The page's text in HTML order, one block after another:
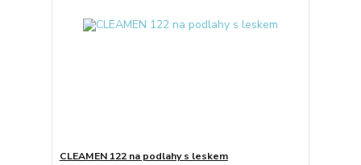
CLEAMEN 122 na podlahy s leskem